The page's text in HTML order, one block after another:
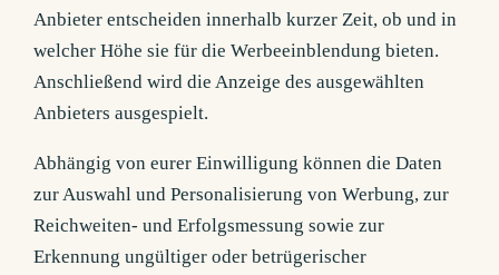
Anbieter entscheiden innerhalb kurzer Zeit, ob und in
welcher Höhe sie für die Werbeeinblendung bieten.
Anschließend wird die Anzeige des ausgewählten
Anbieters ausgespielt.
Abhängig von eurer Einwilligung können die Daten
zur Auswahl und Personalisierung von Werbung, zur
Reichweiten- und Erfolgsmessung sowie zur
Erkennung ungültiger oder betrügerischer